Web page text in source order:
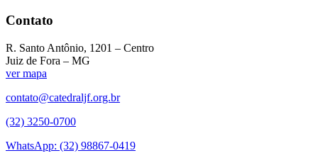
Contato
R. Santo Antônio, 1201 – Centro
Juiz de Fora – MG
ver mapa
contato@catedraljf.org.br
(32) 3250-0700
WhatsApp: (32) 98867-0419